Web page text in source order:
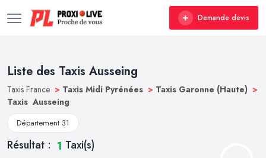
Demande devis
Liste des Taxis Ausseing
Taxis France > Taxis Midi Pyrénées > Taxis Garonne (Haute) >
Taxis Ausseing
Département 31
Résultat : 1 Taxi(s)